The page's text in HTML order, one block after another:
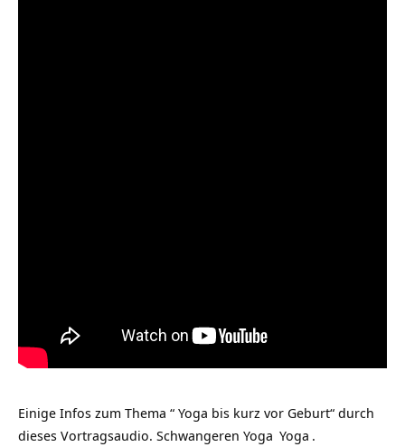
Einige Infos zum Thema “ Yoga bis kurz vor Geburt“ durch
dieses Vortragsaudio. Schwangeren Yoga Yoga .